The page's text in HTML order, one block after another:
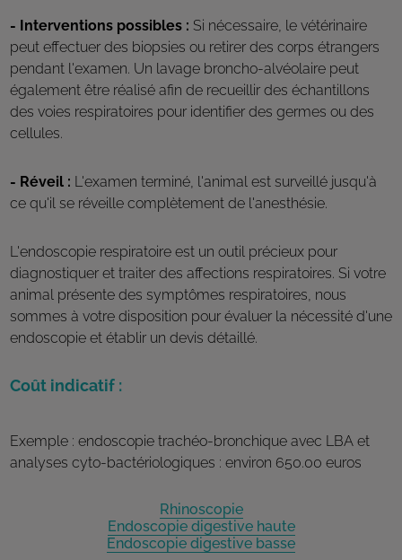
- Interventions possibles : Si nécessaire, le vétérinaire
peut effectuer des biopsies ou retirer des corps étrangers
pendant l'examen. Un lavage broncho-alvéolaire peut
également être réalisé afin de recueillir des échantillons
des voies respiratoires pour identifier des germes ou des
cellules.
- Réveil : L'examen terminé, l'animal est surveillé jusqu'à
ce qu'il se réveille complètement de l'anesthésie.
L'endoscopie respiratoire est un outil précieux pour
diagnostiquer et traiter des affections respiratoires. Si votre
animal présente des symptômes respiratoires, nous
sommes à votre disposition pour évaluer la nécessité d'une
endoscopie et établir un devis détaillé.
Coût indicatif :
Exemple : endoscopie trachéo-bronchique avec LBA et
analyses cyto-bactériologiques : environ 650.00 euros
Rhinoscopie
Endoscopie digestive haute
Endoscopie digestive basse